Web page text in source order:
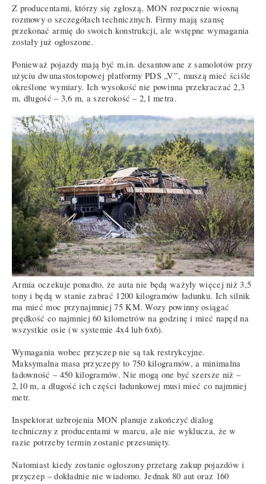
Z producentami, którzy się zgłoszą, MON rozpocznie wiosną
rozmowy o szczegółach technicznych. Firmy mają szansę
przekonać armię do swoich konstrukcji, ale wstępne wymagania
zostały już ogłoszone.
Ponieważ pojazdy mają być m.in. desantowane z samolotów przy
użyciu dwunastostopowej platformy PDS „V”, muszą mieć ściśle
określone wymiary. Ich wysokość nie powinna przekraczać 2,3
m, długość – 3,6 m, a szerokość – 2,1 metra.
Armia oczekuje ponadto, że auta nie będą ważyły więcej niż 3,5
tony i będą w stanie zabrać 1200 kilogramów ładunku. Ich silnik
ma mieć moc przynajmniej 75 KM. Wozy powinny osiągać
prędkość co najmniej 60 kilometrów na godzinę i mieć napęd na
wszystkie osie (w systemie 4x4 lub 6x6).
Wymagania wobec przyczep nie są tak restrykcyjne.
Maksymalna masa przyczepy to 750 kilogramów, a minimalna
ładowność – 450 kilogramów. Nie mogą one być szersze niż –
2,10 m, a długość ich części ładunkowej musi mieć co najmniej
metr.
Inspektorat uzbrojenia MON planuje zakończyć dialog
techniczny z producentami w marcu, ale nie wyklucza, że w
razie potrzeby termin zostanie przesunięty.
Natomiast kiedy zostanie ogłoszony przetarg zakup pojazdów i
przyczep – dokładnie nie wiadomo. Jednak 80 aut oraz 160